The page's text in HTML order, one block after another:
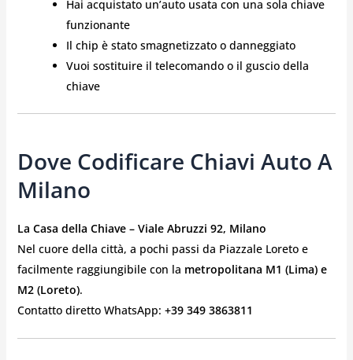
Hai acquistato un’auto usata con una sola chiave
funzionante
Il chip è stato smagnetizzato o danneggiato
Vuoi sostituire il telecomando o il guscio della
chiave
Dove Codificare Chiavi Auto A
Milano
La Casa della Chiave – Viale Abruzzi 92, Milano
Nel cuore della città, a pochi passi da Piazzale Loreto e
facilmente raggiungibile con la metropolitana M1 (Lima) e
M2 (Loreto).
Contatto diretto WhatsApp: +39 349 3863811